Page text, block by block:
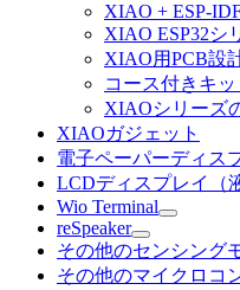
XIAO + ESP-
XIAO ESP32シ
XIAO用PCB設
コース付きキッ
XIAOシリーズ
XIAOガジェット
電子ペーパーディス
LCDディスプレイ（
Wio Terminal
reSpeaker
その他のセンシング
その他のマイクロコ